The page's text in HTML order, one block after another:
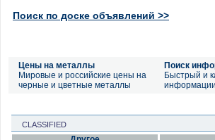
Поиск по доске объявлений >>
Цены на металлы
Мировые и российские цены на
черные и цветные металлы
Поиск
Быстрый и
CLASSIFIED